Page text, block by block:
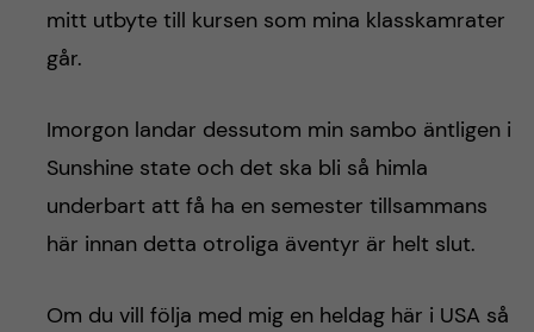
mitt utbyte till kursen som mina klasskamrater
går.
Imorgon landar dessutom min sambo äntligen i
Sunshine state och det ska bli så himla
underbart att få ha en semester tillsammans
här innan detta otroliga äventyr är helt slut.
Om du vill följa med mig en heldag här i USA så